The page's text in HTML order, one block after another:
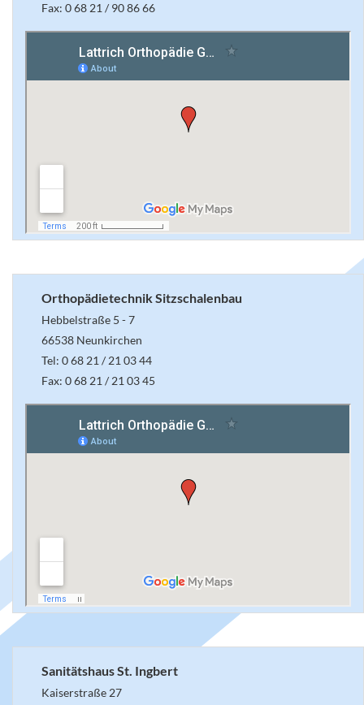
Fax: 0 68 21 / 90 86 66
Orthopädietechnik Sitzschalenbau
Hebbelstraße 5 - 7
66538 Neunkirchen
Tel: 0 68 21 / 21 03 44
Fax: 0 68 21 / 21 03 45
Sanitätshaus St. Ingbert
Kaiserstraße 27